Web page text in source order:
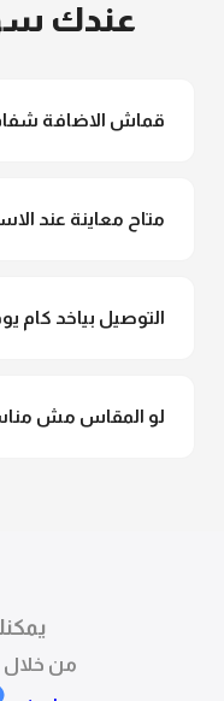
عندك
قماش الاضافة شفاف
متاح معاينة عند
التوصيل بياخد كام
لو المقاس مش
من خلال